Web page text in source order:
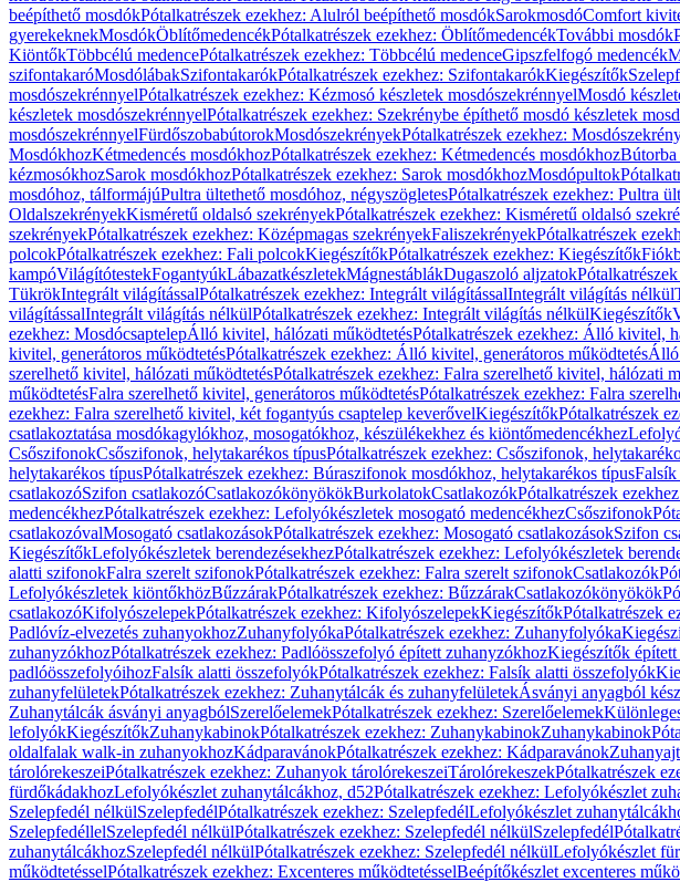
beépíthető mosdókPótalkatrészek ezekhez: Alulról beépíthető mosdókSarokmosdóComfort
gyerekeknekMosdókÖblítőmedencékPótalkatrészek ezekhez: ÖblítőmedencékTovábbi mosdók
KiöntőkTöbbcélú medencePótalkatrészek ezekhez: Többcélú medenceGipszfelfogó medencék
szifontakaróMosdólábakSzifontakarókPótalkatrészek ezekhez: SzifontakarókKiegészítők
mosdószekrénnyelPótalkatrészek ezekhez: Kézmosó készletek mosdószekrénnyelMosdó
készletek mosdószekrénnyelPótalkatrészek ezekhez: Szekrénybe építhető mosdó készletek
mosdószekrénnyelFürdőszobabútorokMosdószekrényekPótalkatrészek ezekhez:
MosdókhozKétmedencés mosdókhozPótalkatrészek ezekhez: Kétmedencés mosdókhozBútorba
kézmosókhozSarok mosdókhozPótalkatrészek ezekhez: Sarok mosdókhozMosdópultok
mosdóhoz, tálformájúPultra ültethető mosdóhoz, négyszögletesPótalkatrészek ezekhez: Pultra
OldalszekrényekKisméretű oldalsó szekrényekPótalkatrészek ezekhez: Kisméretű oldalsó
szekrényekPótalkatrészek ezekhez: Középmagas szekrényekFaliszekrényekPótalkatrészek
polcokPótalkatrészek ezekhez: Fali polcokKiegészítőkPótalkatrészek ezekhez: Kiegészítők
kampóVilágítótestekFogantyúkLábazatkészletekMágnestáblákDugaszoló aljzatok
TükrökIntegrált világítássalPótalkatrészek ezekhez: Integrált világítássalIntegrált világítás nélkül
világítássalIntegrált világítás nélkülPótalkatrészek ezekhez: Integrált világítás nélkülKiegészítők
ezekhez: MosdócsaptelepÁlló kivitel, hálózati működtetésPótalkatrészek ezekhez: Álló kivitel,
kivitel, generátoros működtetésPótalkatrészek ezekhez: Álló kivitel, generátoros működtetésÁlló
szerelhető kivitel, hálózati működtetésPótalkatrészek ezekhez: Falra szerelhető kivitel, hálózati
működtetésFalra szerelhető kivitel, generátoros működtetésPótalkatrészek ezekhez: Falra
ezekhez: Falra szerelhető kivitel, két fogantyús csaptelep keverővelKiegészítőkPótalkatrészek
csatlakoztatása mosdókagylókhoz, mosogatókhoz, készülékekhez és kiöntőmedencékhez
CsőszifonokCsőszifonok, helytakarékos típusPótalkatrészek ezekhez: Csőszifonok,
helytakarékos típusPótalkatrészek ezekhez: Búraszifonok mosdókhoz, helytakarékos típus
csatlakozóSzifon csatlakozóCsatlakozókönyökökBurkolatokCsatlakozókPótalkatrészek
medencékhezPótalkatrészek ezekhez: Lefolyókészletek mosogató medencékhezCsőszifonok
csatlakozóvalMosogató csatlakozásokPótalkatrészek ezekhez: Mosogató csatlakozásokSzifon
KiegészítőkLefolyókészletek berendezésekhezPótalkatrészek ezekhez: Lefolyókészletek
alatti szifonokFalra szerelt szifonokPótalkatrészek ezekhez: Falra szerelt szifonokCsatlakozók
Lefolyókészletek kiöntőkhözBűzzárakPótalkatrészek ezekhez: BűzzárakCsatlakozókönyökök
csatlakozóKifolyószelepekPótalkatrészek ezekhez: KifolyószelepekKiegészítőkPótalkatrészek
Padlóvíz-elvezetés zuhanyokhozZuhanyfolyókaPótalkatrészek ezekhez: Zuhanyfolyóka
zuhanyzókhozPótalkatrészek ezekhez: Padlóösszefolyó épített zuhanyzókhozKiegészítők
padlóösszefolyóihozFalsík alatti összefolyókPótalkatrészek ezekhez: Falsík alatti összefolyók
zuhanyfelületekPótalkatrészek ezekhez: Zuhanytálcák és zuhanyfelületekÁsványi anyagból
Zuhanytálcák ásványi anyagbólSzerelőelemekPótalkatrészek ezekhez: Szerelőelemek
lefolyókKiegészítőkZuhanykabinokPótalkatrészek ezekhez: ZuhanykabinokZuhanykabinok
oldalfalak walk-in zuhanyokhozKádparavánokPótalkatrészek ezekhez: Kádparavánok
tárolórekeszeiPótalkatrészek ezekhez: Zuhanyok tárolórekeszeiTárolórekeszekPótalkatrészek
fürdőkádakhozLefolyókészlet zuhanytálcákhoz, d52Pótalkatrészek ezekhez: Lefolyókészlet
Szelepfedél nélkülSzelepfedélPótalkatrészek ezekhez: SzelepfedélLefolyókészlet
SzelepfedéllelSzelepfedél nélkülPótalkatrészek ezekhez: Szelepfedél nélkülSzelepfedél
zuhanytálcákhozSzelepfedél nélkülPótalkatrészek ezekhez: Szelepfedél nélkülLefolyókészlet
működtetésselPótalkatrészek ezekhez: Excenteres működtetésselBeépítőkészlet excenteres